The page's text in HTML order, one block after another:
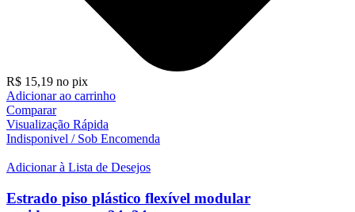
R$ 15,19 no pix
Adicionar ao carrinho
Comparar
Visualização Rápida
Indisponivel / Sob Encomenda
Adicionar à Lista de Desejos
Estrado piso plástico flexível modular